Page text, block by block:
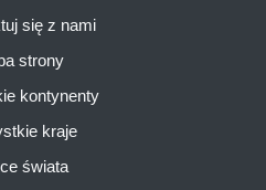
się z nami
strony
kontynenty
kraje
świata